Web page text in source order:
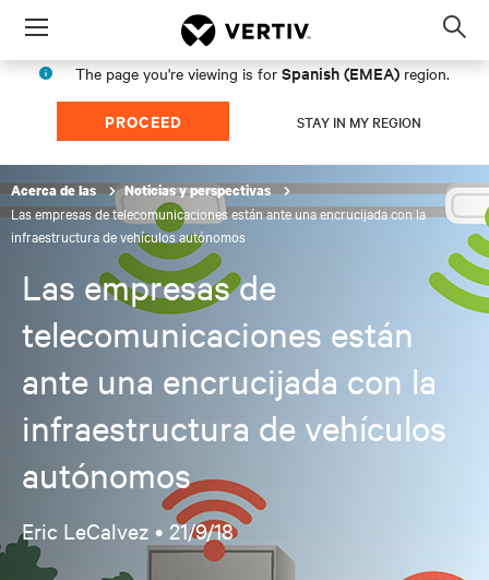
Menu
The page you're viewing is for Spanish (EMEA) region.
PROCEED STAY IN MY REGION
Acerca de las Noticias y perspectivas
Las empresas de telecomunicaciones están ante una encrucijada con la
infraestructura de vehículos autónomos
Las empresas de
telecomunicaciones están
ante una encrucijada con la
infraestructura de vehículos
autónomos
Eric LeCalvez • 21/9/18